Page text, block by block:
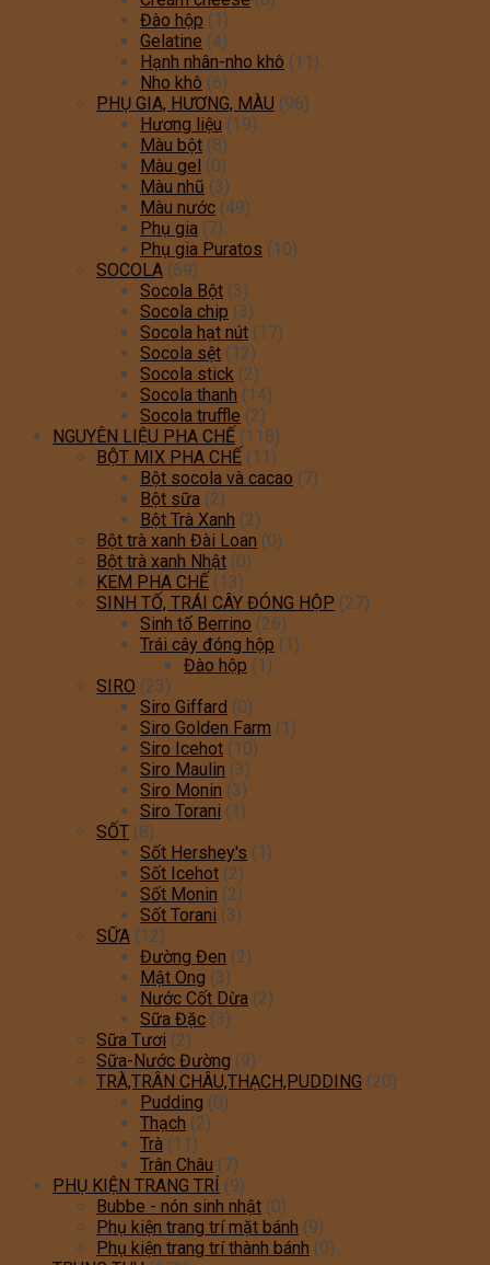
Đào hộp (1)
Gelatine (4)
Hạnh nhân-nho khô (11)
Nho khô (6)
PHỤ GIA, HƯƠNG, MÀU (96)
Hương liệu (19)
Màu bột (8)
Màu gel (0)
Màu nhũ (3)
Màu nước (49)
Phụ gia (7)
Phụ gia Puratos (10)
SOCOLA (69)
Socola Bột (3)
Socola chip (3)
Socola hạt nút (17)
Socola sệt (12)
Socola stick (2)
Socola thanh (14)
Socola truffle (2)
NGUYÊN LIỆU PHA CHẾ (118)
BỘT MIX PHA CHẾ (11)
Bột socola và cacao (7)
Bột sữa (2)
Bột Trà Xanh (2)
Bột trà xanh Đài Loan (0)
Bột trà xanh Nhật (0)
KEM PHA CHẾ (13)
SINH TỐ, TRÁI CÂY ĐÓNG HỘP (27)
Sinh tố Berrino (26)
Trái cây đóng hộp (1)
Đào hộp (1)
SIRO (23)
Siro Giffard (0)
Siro Golden Farm (1)
Siro Icehot (10)
Siro Maulin (3)
Siro Monin (3)
Siro Torani (1)
SỐT (8)
Sốt Hershey's (1)
Sốt Icehot (2)
Sốt Monin (2)
Sốt Torani (3)
SỮA (12)
Đường Đen (2)
Mật Ong (3)
Nước Cốt Dừa (2)
Sữa Đặc (3)
Sữa Tươi (2)
Sữa-Nước Đường (9)
TRÀ,TRÂN CHÂU,THẠCH,PUDDING (20)
Pudding (0)
Thạch (2)
Trà (11)
Trân Châu (7)
PHỤ KIỆN TRANG TRÍ (9)
Bubbe - nón sinh nhật (0)
Phụ kiện trang trí mặt bánh (9)
Phụ kiện trang trí thành bánh (0)